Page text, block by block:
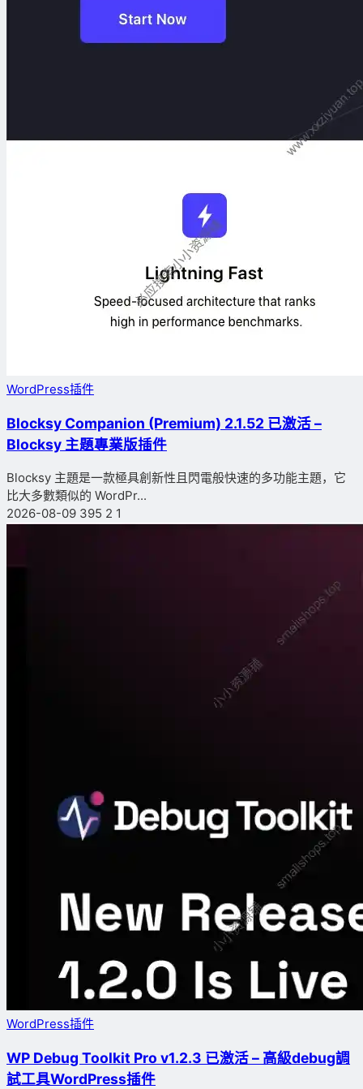
WordPress插件
Blocksy Companion (Premium) 2.1.52 已激活 –
Blocksy 主題專業版插件
Blocksy 主題是一款極具創新性且閃電般快速的多功能主題，它
比大多數類似的 WordPr...
2026-08-09 395 2 1
WordPress插件
WP Debug Toolkit Pro v1.2.3 已激活 – 高級debug調
試工具WordPress插件